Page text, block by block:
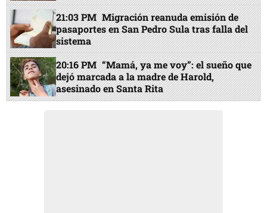
21:03 PM Migración reanuda emisión de
pasaportes en San Pedro Sula tras falla del
sistema
20:16 PM “Mamá, ya me voy”: el sueño que
dejó marcada a la madre de Harold,
asesinado en Santa Rita